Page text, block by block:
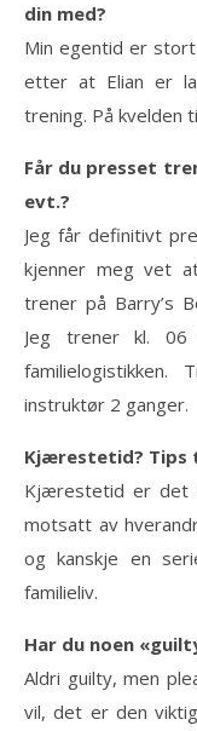
din med?
Min egentid er
etter at Elian er
trening. På kvelden
Får du presset
evt.?
Jeg får definitivt
kjenner meg vet
trener på Barry’s
Jeg trener kl.
instruktør 2 ganger.
Kjærestetid? Tips
Kjærestetid er det
motsatt av
og kanskje en
familieliv.
Har du noen
Aldri guilty, men
vil, det er den